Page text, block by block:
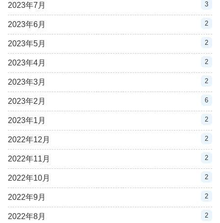
2023年7月 3
2023年6月 2
2023年5月 2
2023年4月 2
2023年3月 2
2023年2月 6
2023年1月 2
2022年12月 2
2022年11月 2
2022年10月 2
2022年9月 2
2022年8月 2